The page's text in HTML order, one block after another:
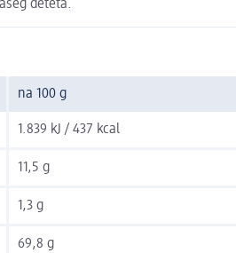
deteta.
na 100 g
1.839 kJ / 437 kcal
11,5 g
1,3 g
69,8 g